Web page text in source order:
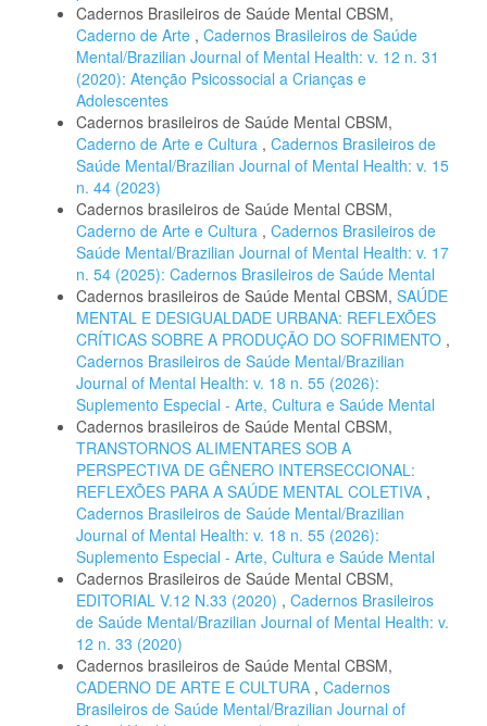
Cadernos Brasileiros de Saúde Mental CBSM,
Caderno de Arte , Cadernos Brasileiros de Saúde
Mental/Brazilian Journal of Mental Health: v. 12 n. 31
(2020): Atenção Psicossocial a Crianças e
Adolescentes
Cadernos brasileiros de Saúde Mental CBSM,
Caderno de Arte e Cultura , Cadernos Brasileiros de
Saúde Mental/Brazilian Journal of Mental Health: v. 15
n. 44 (2023)
Cadernos brasileiros de Saúde Mental CBSM,
Caderno de Arte e Cultura , Cadernos Brasileiros de
Saúde Mental/Brazilian Journal of Mental Health: v. 17
n. 54 (2025): Cadernos Brasileiros de Saúde Mental
Cadernos brasileiros de Saúde Mental CBSM, SAÚDE
MENTAL E DESIGUALDADE URBANA: REFLEXÕES
CRÍTICAS SOBRE A PRODUÇÃO DO SOFRIMENTO ,
Cadernos Brasileiros de Saúde Mental/Brazilian
Journal of Mental Health: v. 18 n. 55 (2026):
Suplemento Especial - Arte, Cultura e Saúde Mental
Cadernos brasileiros de Saúde Mental CBSM,
TRANSTORNOS ALIMENTARES SOB A
PERSPECTIVA DE GÊNERO INTERSECCIONAL:
REFLEXÕES PARA A SAÚDE MENTAL COLETIVA ,
Cadernos Brasileiros de Saúde Mental/Brazilian
Journal of Mental Health: v. 18 n. 55 (2026):
Suplemento Especial - Arte, Cultura e Saúde Mental
Cadernos Brasileiros de Saúde Mental CBSM,
EDITORIAL V.12 N.33 (2020) , Cadernos Brasileiros
de Saúde Mental/Brazilian Journal of Mental Health: v.
12 n. 33 (2020)
Cadernos brasileiros de Saúde Mental CBSM,
CADERNO DE ARTE E CULTURA , Cadernos
Brasileiros de Saúde Mental/Brazilian Journal of